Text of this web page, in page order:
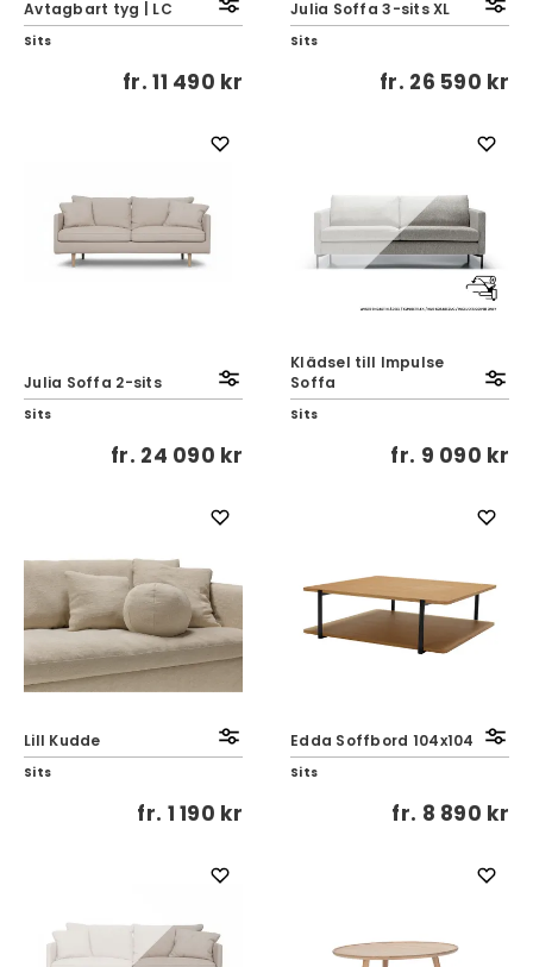
Avtagbart tyg | LC
Sits
fr.11 490 kr
Julia Soffa 3-sits XL
Sits
fr. 26 590 kr
Julia Soffa 2-sits
Sits
fr. 24 090 kr
Klädsel till Impulse
Soffa
Sits
fr. 9 090 kr
Lill Kudde
Sits
fr. 1 190 kr
Edda Soffbord 104x104
Sits
fr. 8 890 kr